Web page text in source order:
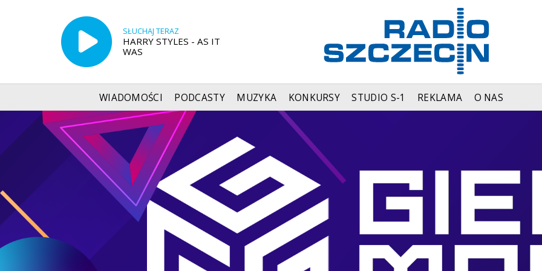
SŁUCHAJ TERAZ
HARRY STYLES - AS IT
WAS
WIADOMOŚCI PODCASTY MUZYKA KONKURSY STUDIO S-1 REKLAMA O NAS